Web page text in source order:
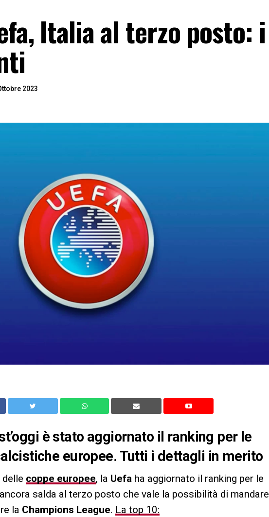
Italia al terzo posto: i
2023
è stato aggiornato il ranking per le
europee. Tutti i dettagli in merito
coppe europee, la Uefa ha aggiornato il ranking per le
salda al terzo posto che vale la possibilità di mandare
la Champions League. La top 10: